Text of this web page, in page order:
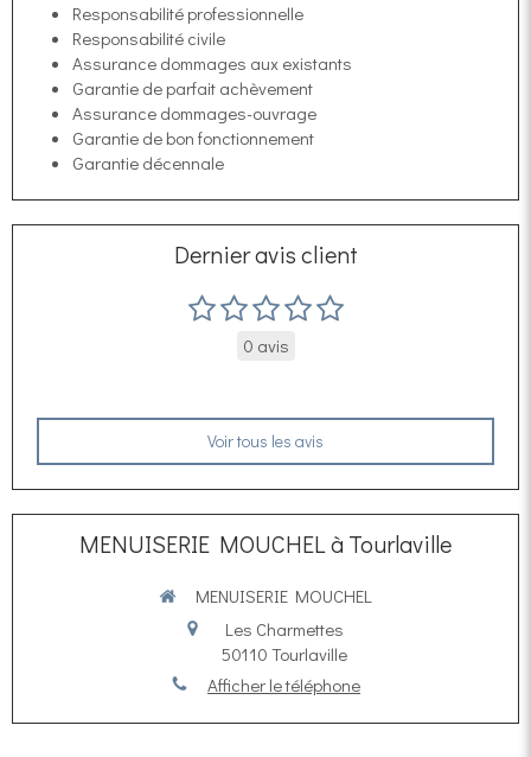
Responsabilité professionnelle
Responsabilité civile
Assurance dommages aux existants
Garantie de parfait achèvement
Assurance dommages-ouvrage
Garantie de bon fonctionnement
Garantie décennale
Dernier avis client
0 avis
Voir tous les avis
MENUISERIE MOUCHEL à Tourlaville
MENUISERIE MOUCHEL
Les Charmettes
50110 Tourlaville
Afficher le téléphone